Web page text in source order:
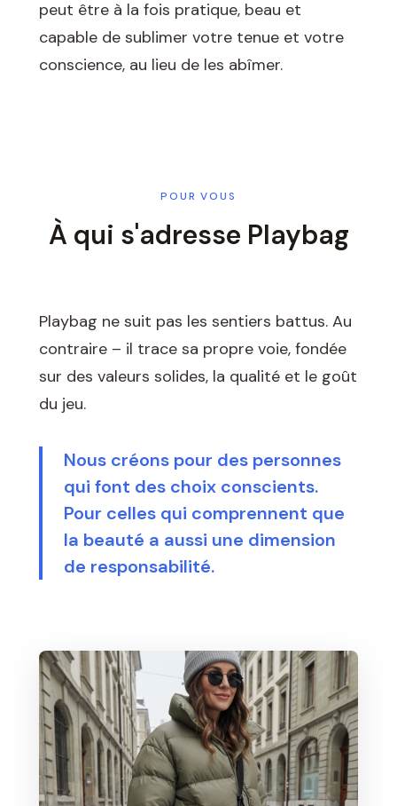
peut être à la fois pratique, beau et
capable de sublimer votre tenue et votre
conscience, au lieu de les abîmer.
POUR VOUS
À qui s'adresse Playbag
Playbag ne suit pas les sentiers battus. Au
contraire – il trace sa propre voie, fondée
sur des valeurs solides, la qualité et le goût
du jeu.
Nous créons pour des personnes
qui font des choix conscients.
Pour celles qui comprennent que
la beauté a aussi une dimension
de responsabilité.